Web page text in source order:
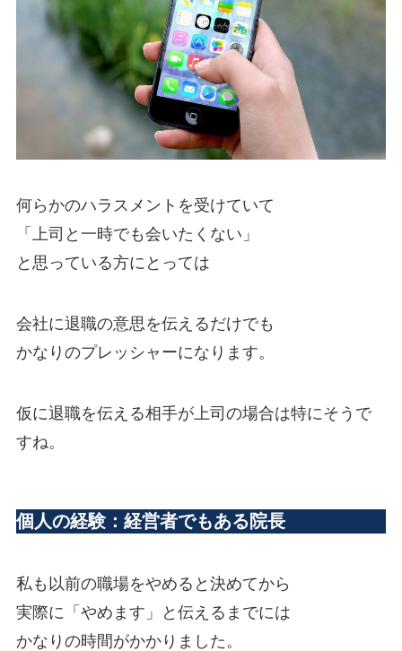
何らかのハラスメントを受けていて
「上司と一時でも会いたくない」
と思っている方にとっては
会社に退職の意思を伝えるだけでも
かなりのプレッシャーになります。
仮に退職を伝える相手が上司の場合は特にそうで
すね。
個人の経験：経営者でもある院長
私も以前の職場をやめると決めてから
実際に「やめます」と伝えるまでには
かなりの時間がかかりました。